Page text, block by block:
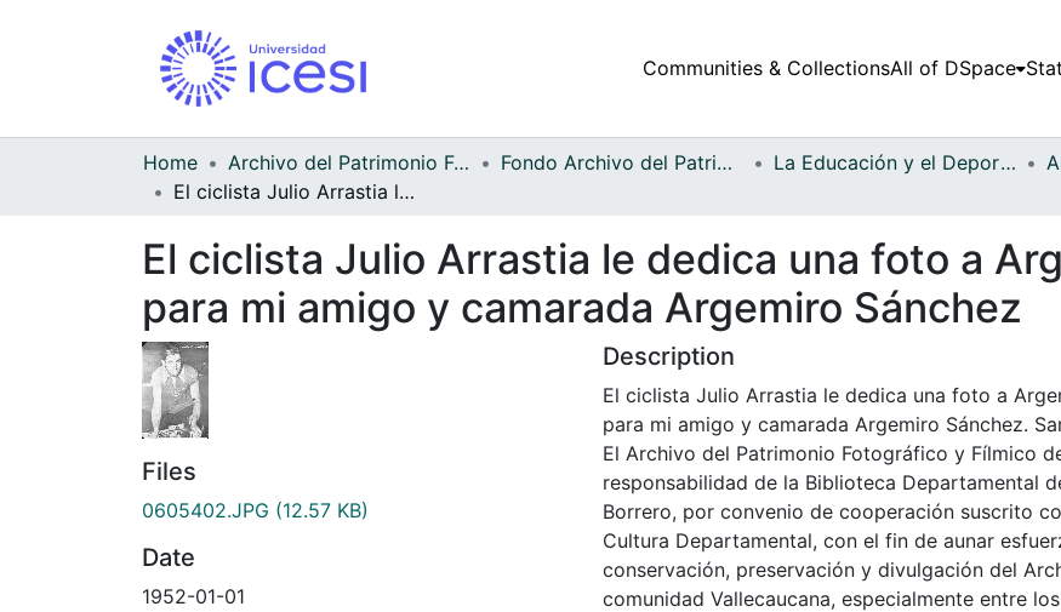
Communities & CollectionsAll of DSpace
Home Archivo del Patrimonio Fotográfico y Fílmico del Valle del Cauca Fondo Archivo del Patrimonio Fotográfico y Fílmico del Valle del Cauca La Educación y el Deporte
El ciclista Julio Arrastia le dedica una foto a Argemiro Sánchez; dice: para mi amigo y camarada Argemiro Sánchez
El ciclista Julio Arrastia le dedica una foto a
para mi amigo y camarada Argemiro Sánchez
Files
0605402.JPG (12.57 KB)
Date
1952-01-01
Description
El ciclista Julio Arrastia le dedica una foto a
para mi amigo y camarada Argemiro Sánchez.
El Archivo del Patrimonio Fotográfico y Fílmico
responsabilidad de la Biblioteca Departamental
Borrero, por convenio de cooperación suscrito
Cultura Departamental, con el fin de aunar
conservación, preservación y divulgación del
comunidad Vallecaucana, especialmente entre